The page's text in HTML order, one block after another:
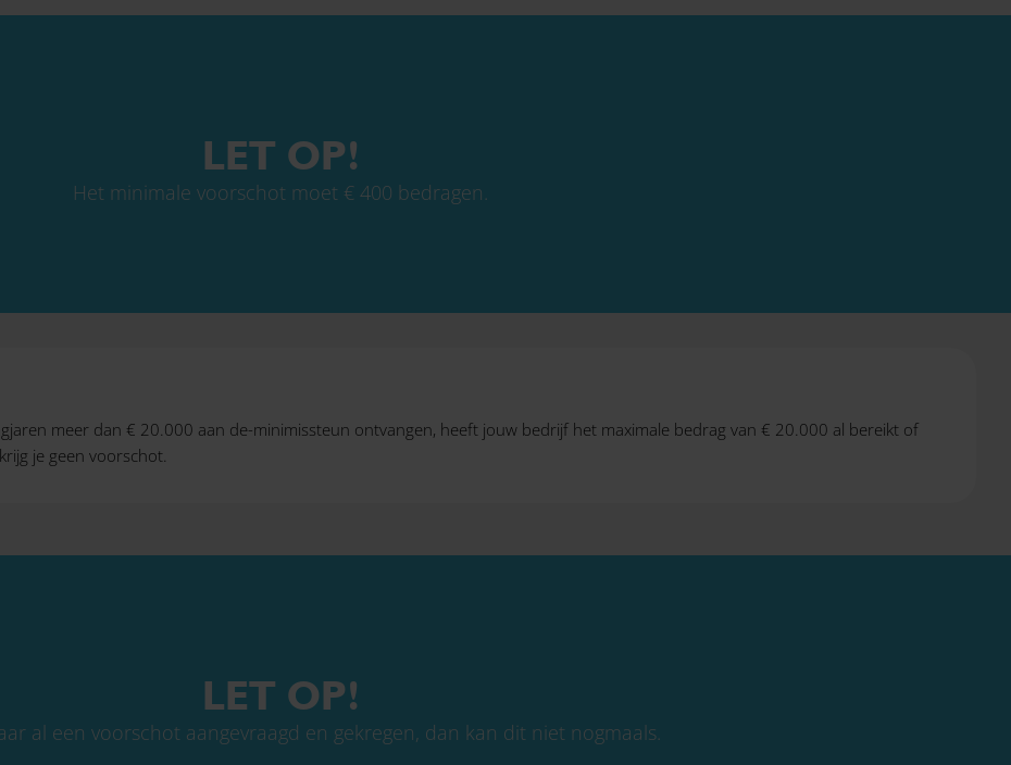
LET OP!
Het minimale voorschot moet € 400 bedragen.
meer dan € 20.000 aan de-minimissteun ontvangen, heeft jouw bedrijf het maximale bedrag van € 20.000 al bereikt of
je geen voorschot.
LET OP!
al een voorschot aangevraagd en gekregen, dan kan dit niet nogmaals.